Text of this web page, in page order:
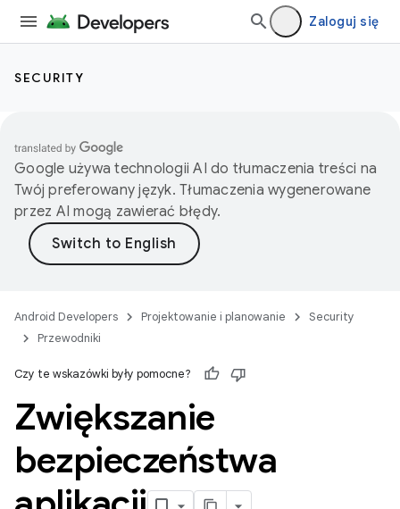
Zaloguj się
SECURITY
Google używa technologii AI do tłumaczenia treści na
Twój preferowany język. Tłumaczenia wygenerowane
przez AI mogą zawierać błędy.
Android Developers Projektowanie i planowanie
Security
Przewodniki
Czy te wskazówki były pomocne?
Zwiększanie
bezpieczeństwa